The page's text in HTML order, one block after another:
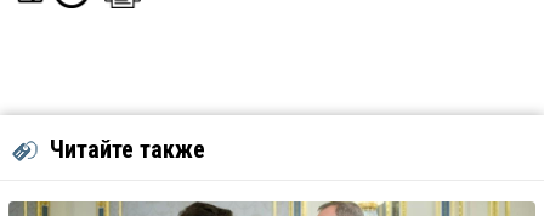
Читайте также